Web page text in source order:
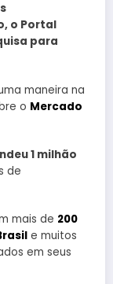
o Portal
para
maneira na
o Mercado
1 milhão
de
mais de 200
e muitos
em seus